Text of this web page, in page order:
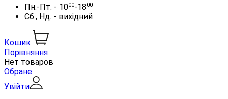
Пн.-Пт. - 1000-1800
Сб., Нд. - вихідний
Кошик
Порівняння
Нет товаров
Обране
Увійти